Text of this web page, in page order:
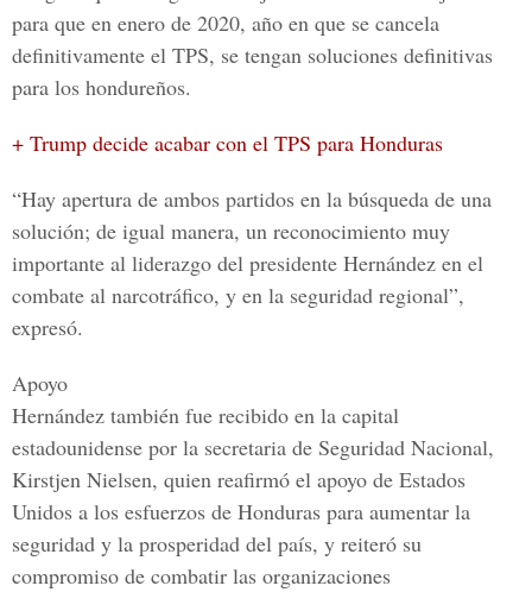
para que en enero de 2020, año en que se cancela
definitivamente el TPS, se tengan soluciones definitivas
para los hondureños.
+ Trump decide acabar con el TPS para Honduras
“Hay apertura de ambos partidos en la búsqueda de una
solución; de igual manera, un reconocimiento muy
importante al liderazgo del presidente Hernández en el
combate al narcotráfico, y en la seguridad regional”,
expresó.
Apoyo
Hernández también fue recibido en la capital
estadounidense por la secretaria de Seguridad Nacional,
Kirstjen Nielsen, quien reafirmó el apoyo de Estados
Unidos a los esfuerzos de Honduras para aumentar la
seguridad y la prosperidad del país, y reiteró su
compromiso de combatir las organizaciones